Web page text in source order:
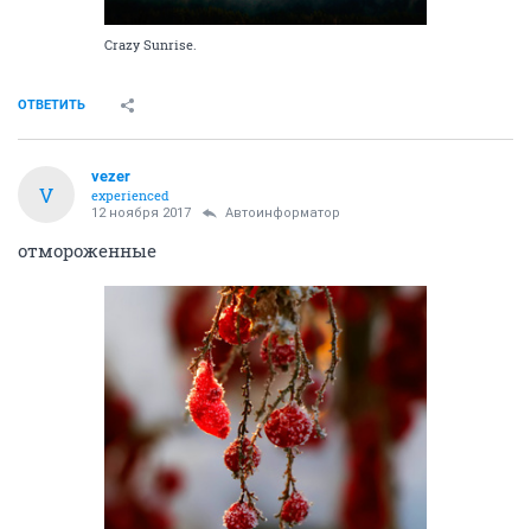
Crazy Sunrise.
ОТВЕТИТЬ
V
vezer
experienced
12 ноября 2017 Автоинформатор
отмороженные